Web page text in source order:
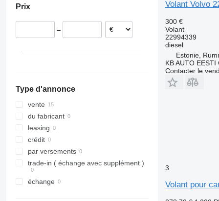
Pays-Bas
Danemark
Prix
–
Type d'annonce
vente
du fabricant
leasing
crédit
par versements
trade-in ( échange avec supplément )
échange
Volant Volvo
300 €
Volant
22994339
diesel
Estonie,
KB AUTO EESTI
Contacter le
3
Volant pour